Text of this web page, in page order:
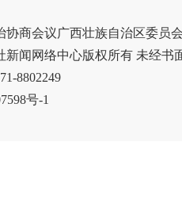
协商会议广西壮族自治区委员
新闻网络中心版权所有 未经书
8802249
号-1